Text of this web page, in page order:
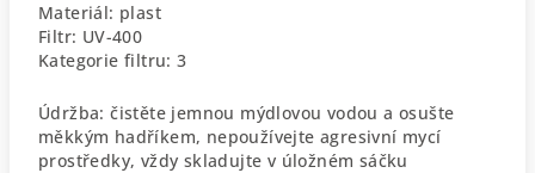
Materiál: plast
Filtr: UV-400
Kategorie filtru: 3
Údržba: čistěte jemnou mýdlovou vodou a osušte
měkkým hadříkem, nepoužívejte agresivní mycí
prostředky, vždy skladujte v úložném sáčku